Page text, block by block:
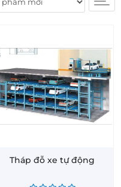
Tháp đỗ xe tự động